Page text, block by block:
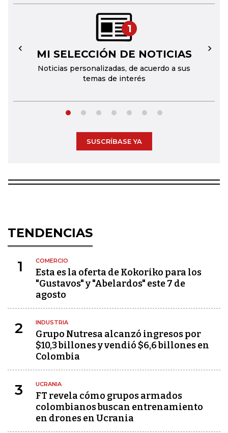
1
MI SELECCIÓN DE NOTICIAS
Noticias personalizadas, de acuerdo a sus
temas de interés
← →
SUSCRÍBASE YA
TENDENCIAS
1 COMERCIO
Esta es la oferta de Kokoriko para los
"Gustavos" y "Abelardos" este 7 de
agosto
2 INDUSTRIA
Grupo Nutresa alcanzó ingresos por
$10,3 billones y vendió $6,6 billones en
Colombia
3 UCRANIA
FT revela cómo grupos armados
colombianos buscan entrenamiento
en drones en Ucrania